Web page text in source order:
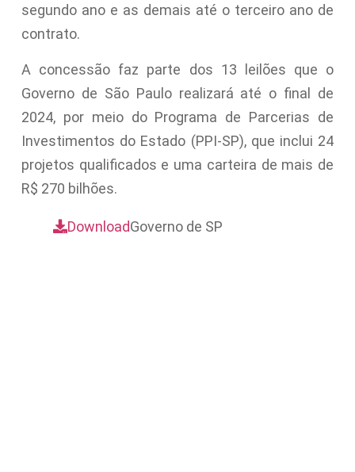
segundo ano e as demais até o terceiro ano de
contrato.
A concessão faz parte dos 13 leilões que o
Governo de São Paulo realizará até o final de
2024, por meio do Programa de Parcerias de
Investimentos do Estado (PPI-SP), que inclui 24
projetos qualificados e uma carteira de mais de
R$ 270 bilhões.
DownloadGoverno de SP